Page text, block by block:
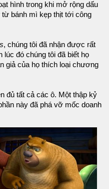
hình trong khi mở rộng dấu
bánh mì kẹp thịt tới công
, chúng tôi đã nhận được rất
lúc đó chúng tôi đã biết họ
giả của họ thích loại chương
đủ tất cả các ô. Một thập kỷ
này đã phá vỡ mốc doanh